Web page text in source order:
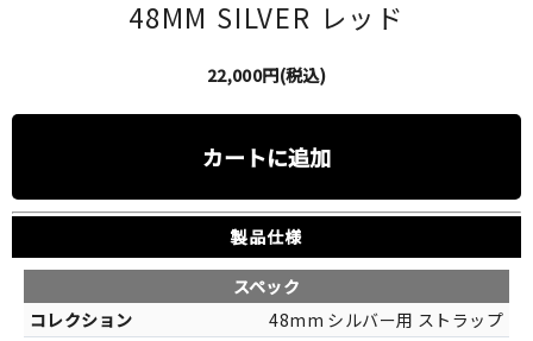
48MM SILVER レッド
22,000円(税込)
カートに追加
製品仕様
スペック
48mm シルバー用 ストラップ